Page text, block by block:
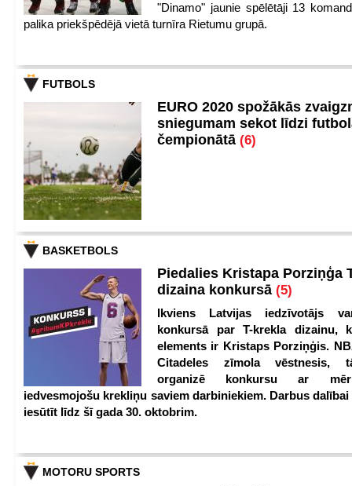
"Dinamo" jaunie spēlētāji 13
palika priekšpēdējā vietā turnīra Rietumu grupā.
FUTBOLS
EURO 2020 spožākās
sniegumam sekot līdzi
čempionātā (6)
BASKETBOLS
Piedalies Kristapa Porziņģa
dizaina konkursā (5)
Ikviens Latvijas iedzīvotājs
konkursā par T-krekla dizainu,
elements ir Kristaps Porziņģis.
Citadeles zīmola vēstnesis,
organizē konkursu ar
iedvesmojošu krekliņu saviem darbiniekiem. Darbus
iesūtīt līdz šī gada 30. oktobrim.
MOTORU SPORTS